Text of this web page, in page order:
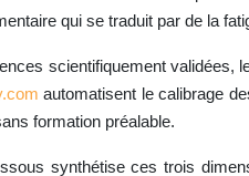
qui se traduit par de la
scientifiquement validées,
automatisent le calibrage
formation préalable.
synthétise ces trois